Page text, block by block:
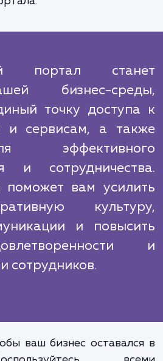
обеспечения
и проверенные
Мы также
персонала и
помочь вам
все
точку
и сервисам, а